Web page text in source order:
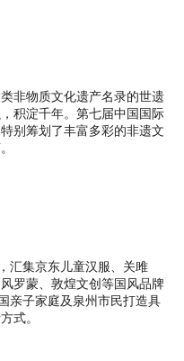
非物质文化遗产名录的世遗
积淀千年。第七届中国国际
别筹划了丰富多彩的非遗文
汇集京东儿童汉服、关雎
罗蒙、敦煌文创等国风品牌
亲子家庭及泉州市民打造具
式。